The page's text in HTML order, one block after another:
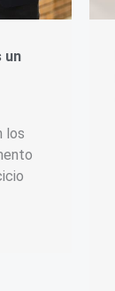
un
los